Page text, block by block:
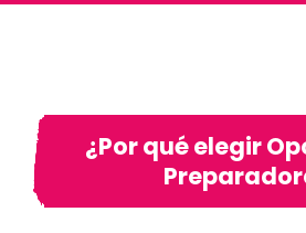
¿Por qué elegir